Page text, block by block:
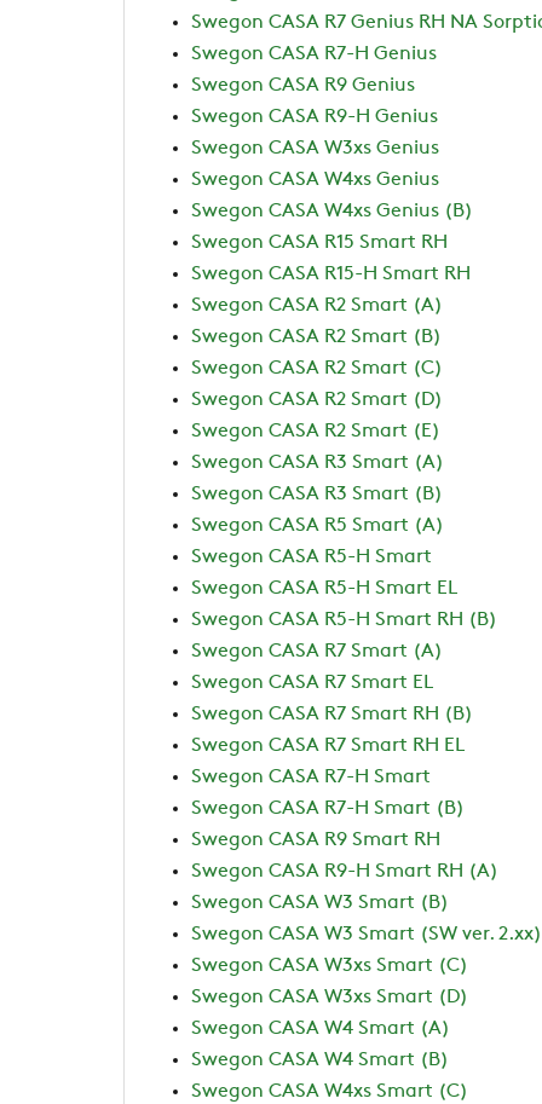
Swegon CASA R7 Genius RH NA
Swegon CASA R7-H Genius
Swegon CASA R9 Genius
Swegon CASA R9-H Genius
Swegon CASA W3xs Genius
Swegon CASA W4xs Genius
Swegon CASA W4xs Genius (B)
Swegon CASA R15 Smart RH
Swegon CASA R15-H Smart RH
Swegon CASA R2 Smart (A)
Swegon CASA R2 Smart (B)
Swegon CASA R2 Smart (C)
Swegon CASA R2 Smart (D)
Swegon CASA R2 Smart (E)
Swegon CASA R3 Smart (A)
Swegon CASA R3 Smart (B)
Swegon CASA R5 Smart (A)
Swegon CASA R5-H Smart
Swegon CASA R5-H Smart EL
Swegon CASA R5-H Smart RH (B)
Swegon CASA R7 Smart (A)
Swegon CASA R7 Smart EL
Swegon CASA R7 Smart RH (B)
Swegon CASA R7 Smart RH EL
Swegon CASA R7-H Smart
Swegon CASA R7-H Smart (B)
Swegon CASA R9 Smart RH
Swegon CASA R9-H Smart RH (A)
Swegon CASA W3 Smart (B)
Swegon CASA W3 Smart (SW ver. 2.xx)
Swegon CASA W3xs Smart (C)
Swegon CASA W3xs Smart (D)
Swegon CASA W4 Smart (A)
Swegon CASA W4 Smart (B)
Swegon CASA W4xs Smart (C)